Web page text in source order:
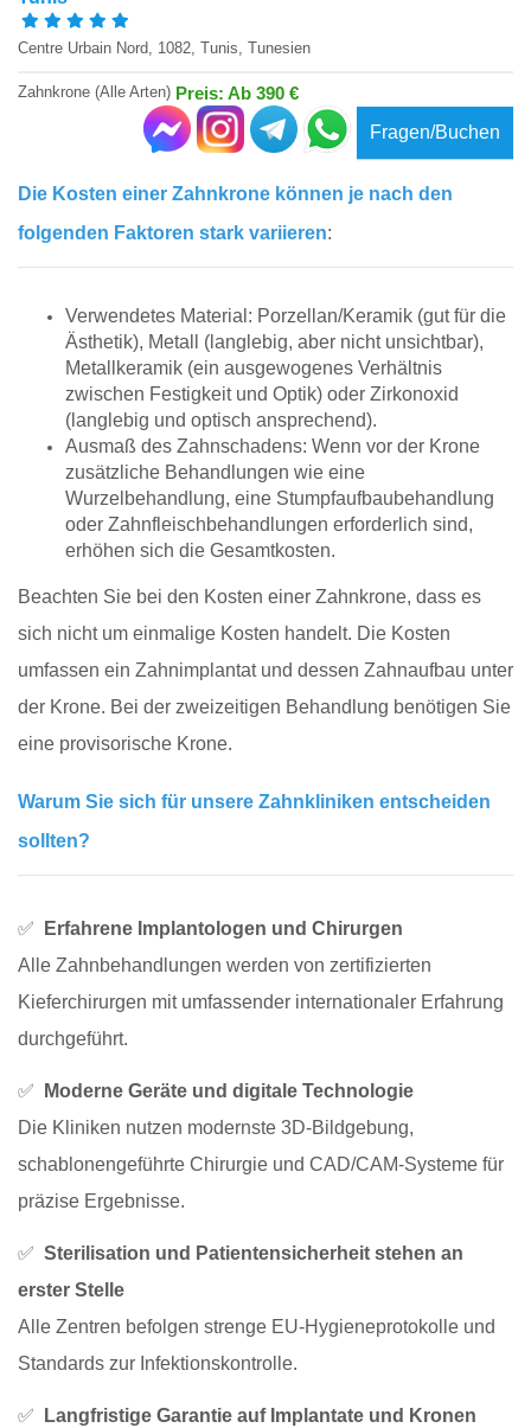
Centre Urbain Nord, 1082, Tunis, Tunesien
Zahnkrone (Alle Arten) Preis: Ab 390 €
Fragen/Buchen
Die Kosten einer Zahnkrone können je nach den
folgenden Faktoren stark variieren:
Verwendetes Material: Porzellan/Keramik (gut für die
Ästhetik), Metall (langlebig, aber nicht unsichtbar),
Metallkeramik (ein ausgewogenes Verhältnis
zwischen Festigkeit und Optik) oder Zirkonoxid
(langlebig und optisch ansprechend).
Ausmaß des Zahnschadens: Wenn vor der Krone
zusätzliche Behandlungen wie eine
Wurzelbehandlung, eine Stumpfaufbaubehandlung
oder Zahnfleischbehandlungen erforderlich sind,
erhöhen sich die Gesamtkosten.
Beachten Sie bei den Kosten einer Zahnkrone, dass es
sich nicht um einmalige Kosten handelt. Die Kosten
umfassen ein Zahnimplantat und dessen Zahnaufbau unter
der Krone. Bei der zweizeitigen Behandlung benötigen Sie
eine provisorische Krone.
Warum Sie sich für unsere Zahnkliniken entscheiden
sollten?
✅
Erfahrene Implantologen und Chirurgen
Alle Zahnbehandlungen werden von zertifizierten
Kieferchirurgen mit umfassender internationaler Erfahrung
durchgeführt.
✅
Moderne Geräte und digitale Technologie
Die Kliniken nutzen modernste 3D-Bildgebung,
schablonengeführte Chirurgie und CAD/CAM-Systeme für
präzise Ergebnisse.
✅ Sterilisation und Patientensicherheit stehen an
erster Stelle
Alle Zentren befolgen strenge EU-Hygieneprotokolle und
Standards zur Infektionskontrolle.
✅
Langfristige Garantie auf Implantate und Kronen